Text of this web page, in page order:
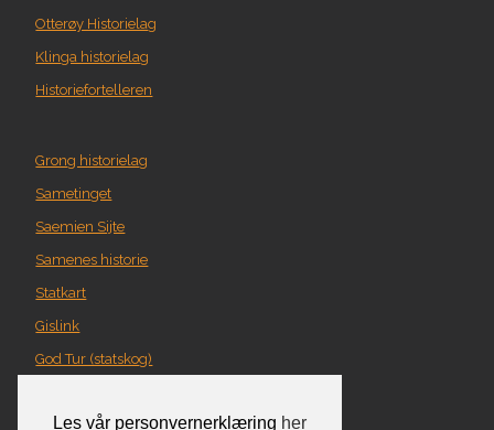
Les vår personvernerklæring her
Otterøy Historielag
Klinga historielag
Historiefortelleren
Grong historielag
Sametinget
Saemien Sijte
Samenes historie
Statkart
Gislink
God Tur (statskog)
Norgeskart